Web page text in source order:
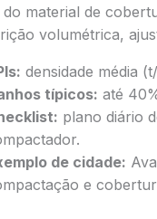
do material de
volumétrica,
densidade média
típicos: até
plano diário
de cidade:
e